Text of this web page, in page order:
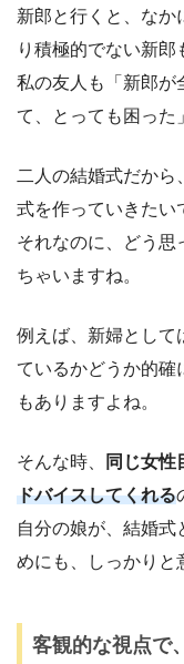
新郎と行くと、なか
り積極的でない新郎
私の友人も「新郎が
て、とっても困った
二人の結婚式だか
式を作っていきたい
それなのに、どう思
ちゃいますね。
例えば、新婦として
ているかどうか的確
もありますよね。
そんな時、 同じ女性
ドバイスしてくれる
自分の娘が、結婚式
めにも、しっかりと
客観的な視点で